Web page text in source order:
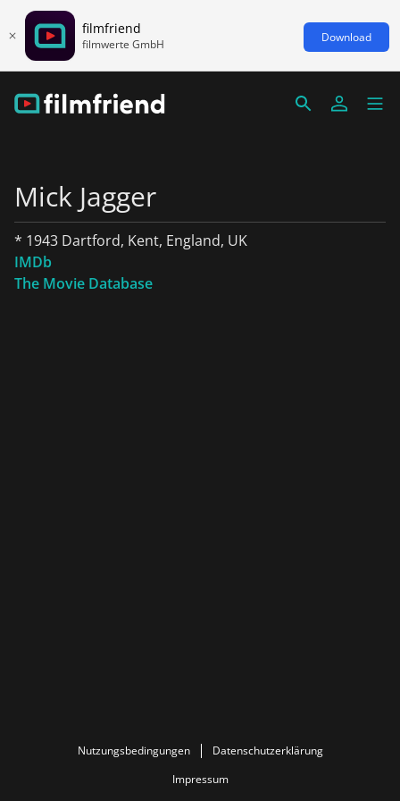
filmfriend
filmwerte GmbH Download
Mick Jagger
* 1943 Dartford, Kent, England, UK
IMDb
The Movie Database
Nutzungsbedingungen
Datenschutzerklärung
Impressum